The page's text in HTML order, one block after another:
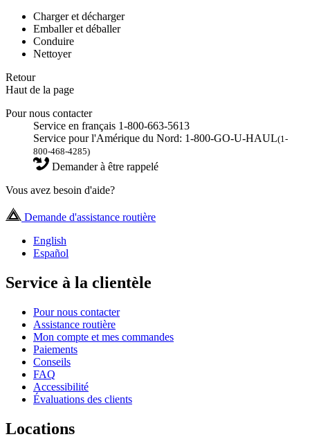
Charger et décharger
Emballer et déballer
Conduire
Nettoyer
Retour
Haut de la page
Pour nous contacter
Service en français 1-800-663-5613
Service pour l'Amérique du Nord: 1-800-GO-U-HAUL(1-
800-468-4285)
Demander à être rappelé
Vous avez besoin d'aide?
Demande d'assistance routière
English
Español
Service à la clientèle
Pour nous contacter
Assistance routière
Mon compte et mes commandes
Paiements
Conseils
FAQ
Accessibilité
Évaluations des clients
Locations